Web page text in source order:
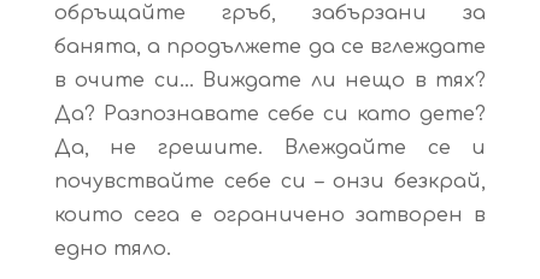
обръщайте гръб, забързани за
банята, а продължете да се вглеждате
в очите си… Виждате ли нещо в тях?
Да? Разпознавате себе си като дете?
Да, не грешите. Влеждайте се и
почувствайте себе си – онзи безкрай,
които сега е ограничено затворен в
едно тяло.